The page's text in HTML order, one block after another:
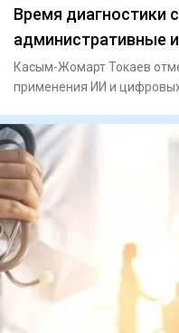
Время диагностики
административные
Касым-Жомарт Токаев
применения ИИ и